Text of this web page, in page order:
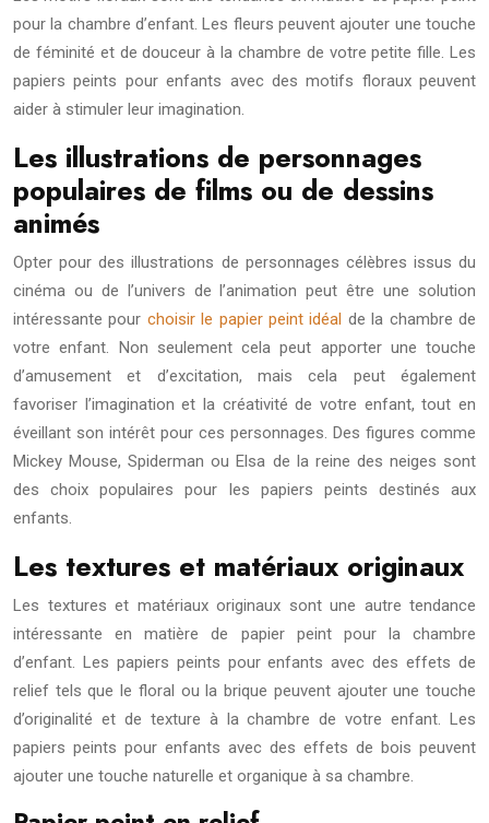
pour la chambre d’enfant. Les fleurs peuvent ajouter une touche
de féminité et de douceur à la chambre de votre petite fille. Les
papiers peints pour enfants avec des motifs floraux peuvent
aider à stimuler leur imagination.
Les illustrations de personnages
populaires de films ou de dessins
animés
Opter pour des illustrations de personnages célèbres issus du
cinéma ou de l’univers de l’animation peut être une solution
intéressante pour choisir le papier peint idéal de la chambre de
votre enfant. Non seulement cela peut apporter une touche
d’amusement et d’excitation, mais cela peut également
favoriser l’imagination et la créativité de votre enfant, tout en
éveillant son intérêt pour ces personnages. Des figures comme
Mickey Mouse, Spiderman ou Elsa de la reine des neiges sont
des choix populaires pour les papiers peints destinés aux
enfants.
Les textures et matériaux originaux
Les textures et matériaux originaux sont une autre tendance
intéressante en matière de papier peint pour la chambre
d’enfant. Les papiers peints pour enfants avec des effets de
relief tels que le floral ou la brique peuvent ajouter une touche
d’originalité et de texture à la chambre de votre enfant. Les
papiers peints pour enfants avec des effets de bois peuvent
ajouter une touche naturelle et organique à sa chambre.